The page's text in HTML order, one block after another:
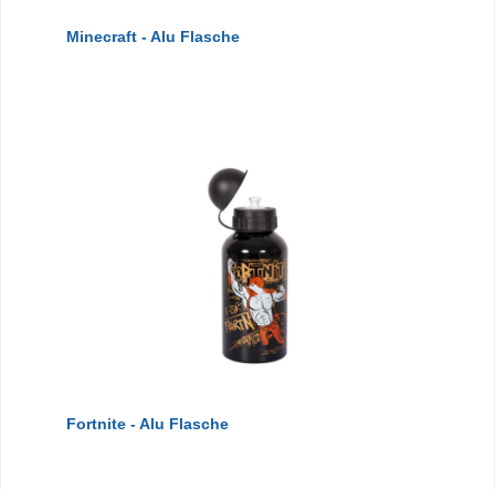
Minecraft - Alu Flasche
Fortnite - Alu Flasche